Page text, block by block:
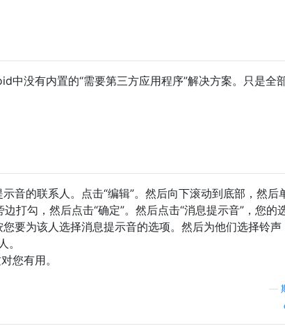
没有内置的“需要第三方应用程序”解决方案。只是全
音的联系人。点击“编辑”。然后向下滚动到底部，然后
打勾，然后点击“确定”。然后点击“消息提示音”，您的
要为该人选择消息提示音的选项。然后为他们选择铃声
。
您有用。